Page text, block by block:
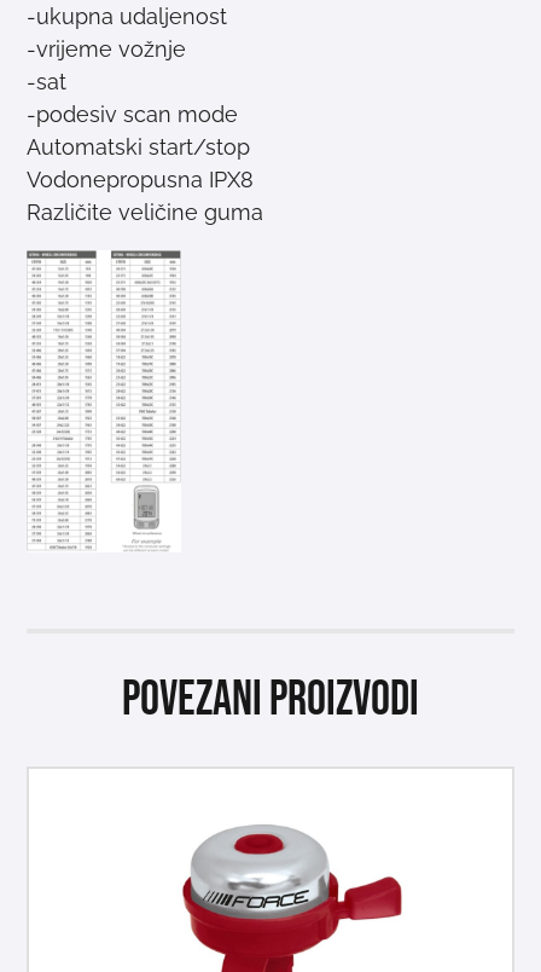
-ukupna udaljenost
-vrijeme vožnje
-sat
-podesiv scan mode
Automatski start/stop
Vodonepropusna IPX8
Različite veličine guma
Povezani proizvodi